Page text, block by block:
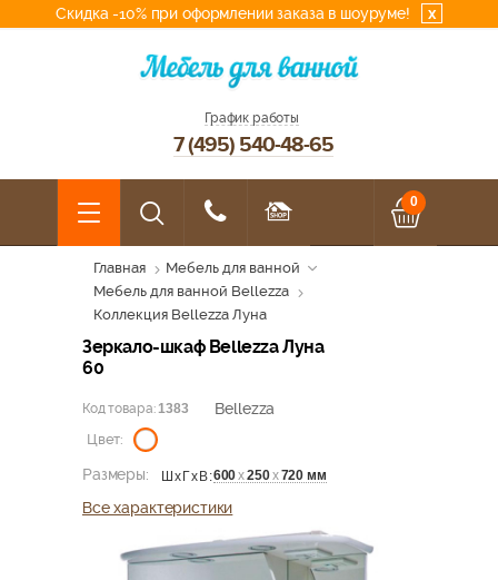
Скидка -10% при оформлении заказа в шоуруме! x
График работы
7 (495) 540-48-65
0
Главная
Мебель для ванной
Мебель для ванной Bellezza
Коллекция Bellezza Луна
Зеркало-шкаф Bellezza Луна
60
Код товара: 1383 Bellezza
Цвет:
Размеры: ШхГхВ:600х250х720 мм
Все характеристики